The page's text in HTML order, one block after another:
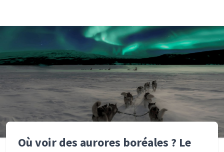
Où voir des aurores boréales ? Le